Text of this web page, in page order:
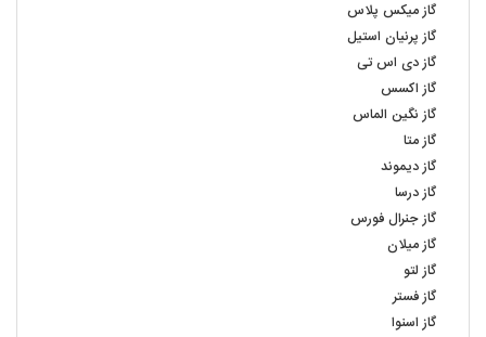
گاز میکس پلاس
گاز پرنیان استیل
گاز دی اس تی
گاز اکسس
گاز نگین الماس
گاز متا
گاز دیموند
گاز درسا
گاز جنرال فورس
گاز میلان
گاز لتو
گاز فستر
گاز اسنوا